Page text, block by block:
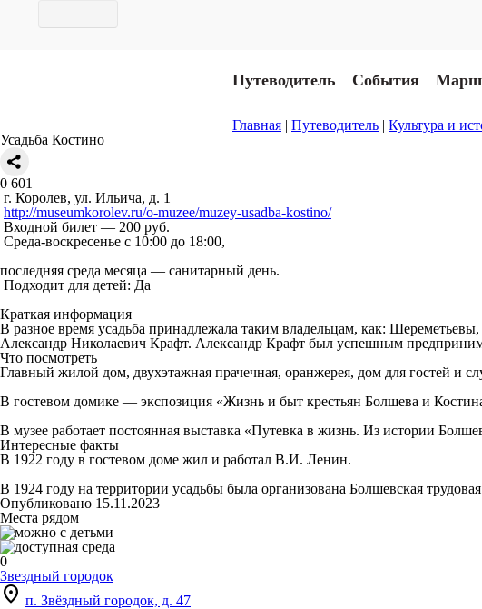
Путеводитель События
Главная | Путеводитель | Культура и
Усадьба Костино
0 601
г. Королев, ул. Ильича, д. 1
http://museumkorolev.ru/o-muzee/muzey-usadba-kostino/
Входной билет — 200 руб.
Среда-воскресенье с 10:00 до 18:00,
последняя среда месяца — санитарный день.
Подходит для детей: Да
Краткая информация
В разное время усадьба принадлежала таким владельцам, как:
Александр Николаевич Крафт. Александр Крафт был успешным
Что посмотреть
Главный жилой дом, двухэтажная прачечная, оранжерея, дом для гостей и
В гостевом домике — экспозиция «Жизнь и быт крестьян Болшева и
В музее работает постоянная выставка «Путевка в жизнь. Из истории
Интересные факты
В 1922 году в гостевом доме жил и работал В.И. Ленин.
В 1924 году на территории усадьбы была организована Болшевская
Опубликовано 15.11.2023
Места рядом
0
Звездный городок
location_on п. Звёздный городок, д. 47